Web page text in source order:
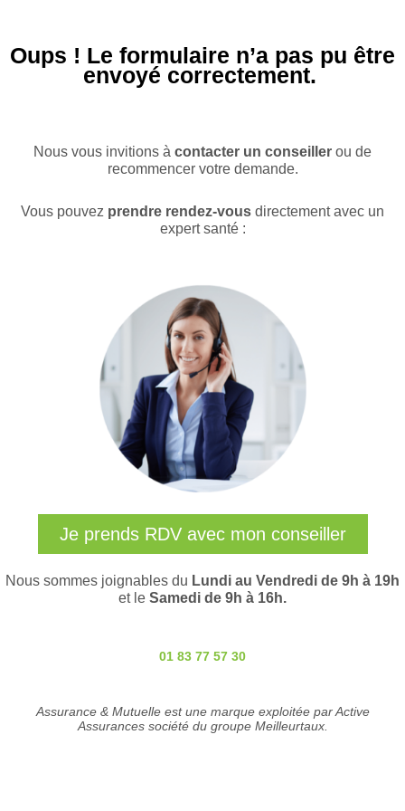
contenu
Oups ! Le formulaire n’a pas pu être
envoyé correctement.
Nous vous invitions à contacter un conseiller ou de
recommencer votre demande.
Vous pouvez prendre rendez-vous directement avec un
expert santé :
Je prends RDV avec mon conseiller
Nous sommes joignables du Lundi au Vendredi de 9h à 19h
et le Samedi de 9h à 16h.
01 83 77 57 30
Assurance & Mutuelle est une marque exploitée par Active
Assurances société du groupe Meilleurtaux.